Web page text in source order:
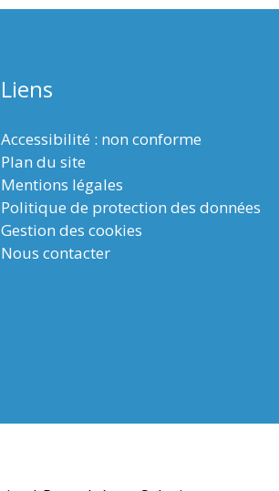
Liens
Accessibilité : non conforme
Plan du site
Mentions légales
Politique de protection des données
Gestion des cookies
Nous contacter